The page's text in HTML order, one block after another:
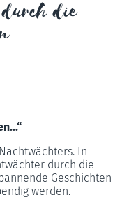
die
In
durch die
Geschichten
werden.